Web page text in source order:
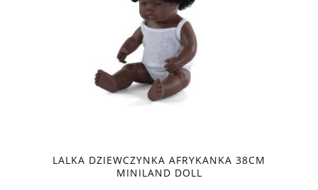
LALKA DZIEWCZYNKA AFRYKANKA 38CM
MINILAND DOLL